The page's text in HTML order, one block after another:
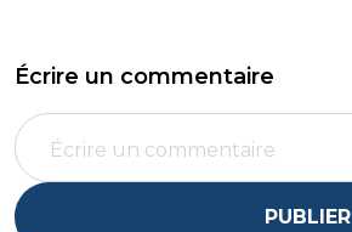
Écrire un commentaire
PUBLIER